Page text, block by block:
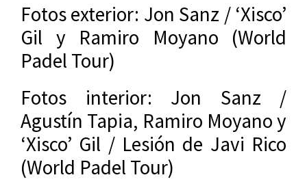
Fotos exterior: Jon Sanz / ‘Xisco’
Gil y Ramiro Moyano (World
Padel Tour)
Fotos interior: Jon Sanz /
Agustín Tapia, Ramiro Moyano y
‘Xisco’ Gil / Lesión de Javi Rico
(World Padel Tour)